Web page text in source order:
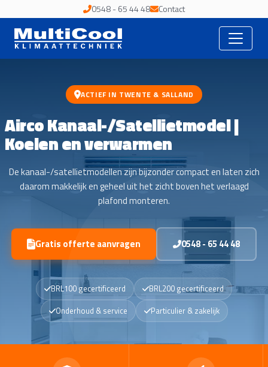
0548 - 65 44 48 Contact
ACTIEF IN TWENTE & SALLAND
Airco Kanaal-/Satellietmodel |
Koelen en verwarmen
De kanaal-/satellietmodellen zijn bijzonder compact en laten zich
daarom makkelijk en geheel uit het zicht boven het verlaagd
plafond monteren.
Gratis offerte aanvragen 0548 - 65 44 48
BRL100 gecertificeerd
BRL200 gecertificeerd
Onderhoud & service
Particulier & zakelijk
BRL100 & BRL200 gecertificeerd